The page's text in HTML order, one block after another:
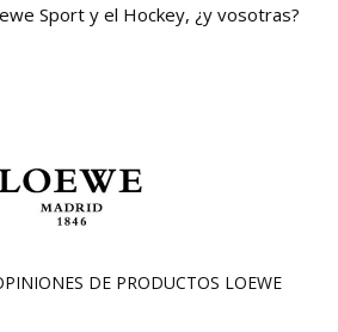
Sport y el Hockey, ¿y vosotras?
DE PRODUCTOS LOEWE